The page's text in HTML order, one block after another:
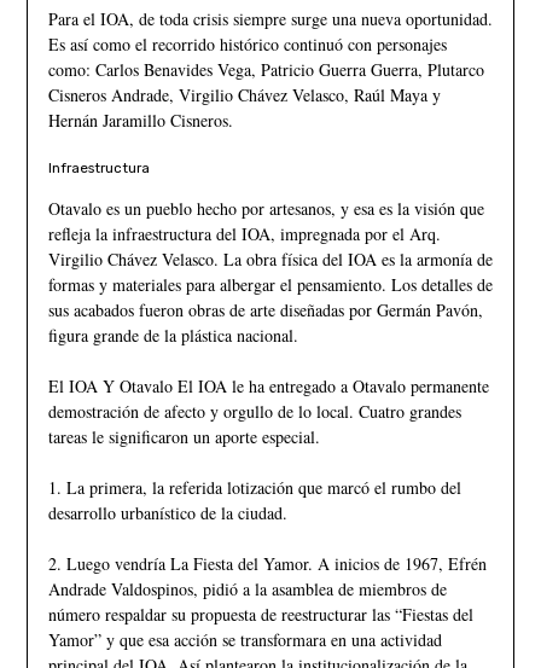
Para el IOA, de toda crisis siempre surge una nueva oportunidad.
Es así como el recorrido histórico continuó con personajes
como: Carlos Benavides Vega, Patricio Guerra Guerra, Plutarco
Cisneros Andrade, Virgilio Chávez Velasco, Raúl Maya y
Hernán Jaramillo Cisneros.
Infraestructura
Otavalo es un pueblo hecho por artesanos, y esa es la visión que
refleja la infraestructura del IOA, impregnada por el Arq.
Virgilio Chávez Velasco. La obra física del IOA es la armonía de
formas y materiales para albergar el pensamiento. Los detalles de
sus acabados fueron obras de arte diseñadas por Germán Pavón,
figura grande de la plástica nacional.
El IOA Y Otavalo El IOA le ha entregado a Otavalo permanente
demostración de afecto y orgullo de lo local. Cuatro grandes
tareas le significaron un aporte especial.
1. La primera, la referida lotización que marcó el rumbo del
desarrollo urbanístico de la ciudad.
2. Luego vendría La Fiesta del Yamor. A inicios de 1967, Efrén
Andrade Valdospinos, pidió a la asamblea de miembros de
número respaldar su propuesta de reestructurar las “Fiestas del
Yamor” y que esa acción se transformara en una actividad